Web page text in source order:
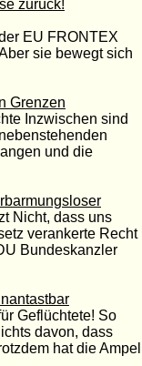
zurück!
EU FRONTEX
sie bewegt sich
Grenzen
Inzwischen sind
und die
Nicht, dass uns
verankerte Recht
Bundeskanzler
Geflüchtete! So
davon, dass
hat die Ampel